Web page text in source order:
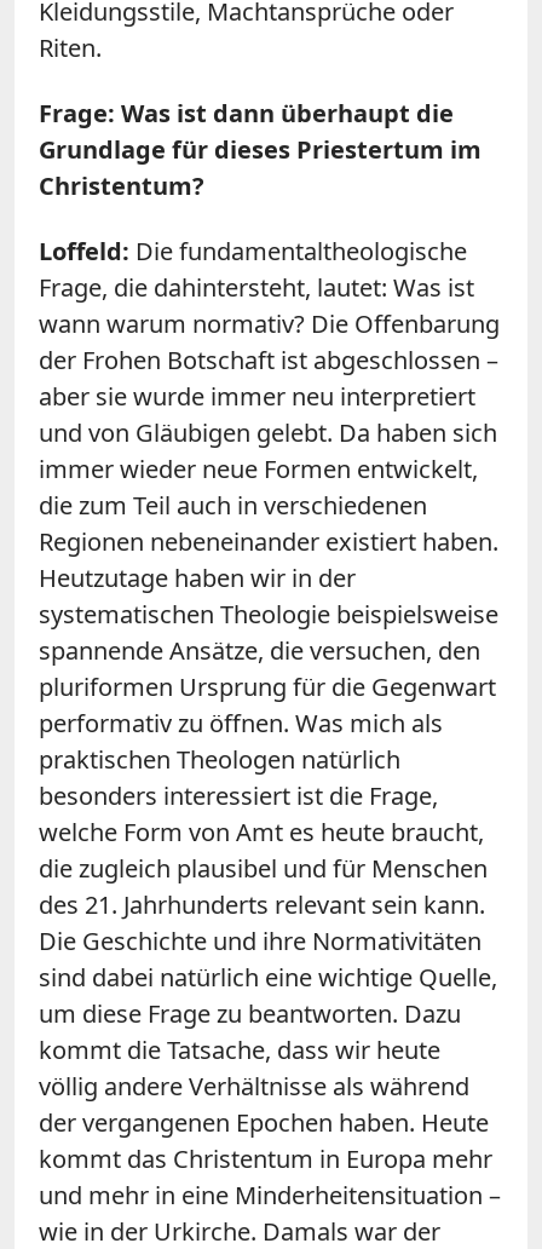
Kleidungsstile, Machtansprüche oder
Riten.
Frage: Was ist dann überhaupt die
Grundlage für dieses Priestertum im
Christentum?
Loffeld: Die fundamentaltheologische
Frage, die dahintersteht, lautet: Was ist
wann warum normativ? Die Offenbarung
der Frohen Botschaft ist abgeschlossen –
aber sie wurde immer neu interpretiert
und von Gläubigen gelebt. Da haben sich
immer wieder neue Formen entwickelt,
die zum Teil auch in verschiedenen
Regionen nebeneinander existiert haben.
Heutzutage haben wir in der
systematischen Theologie beispielsweise
spannende Ansätze, die versuchen, den
pluriformen Ursprung für die Gegenwart
performativ zu öffnen. Was mich als
praktischen Theologen natürlich
besonders interessiert ist die Frage,
welche Form von Amt es heute braucht,
die zugleich plausibel und für Menschen
des 21. Jahrhunderts relevant sein kann.
Die Geschichte und ihre Normativitäten
sind dabei natürlich eine wichtige Quelle,
um diese Frage zu beantworten. Dazu
kommt die Tatsache, dass wir heute
völlig andere Verhältnisse als während
der vergangenen Epochen haben. Heute
kommt das Christentum in Europa mehr
und mehr in eine Minderheitensituation –
wie in der Urkirche. Damals war der